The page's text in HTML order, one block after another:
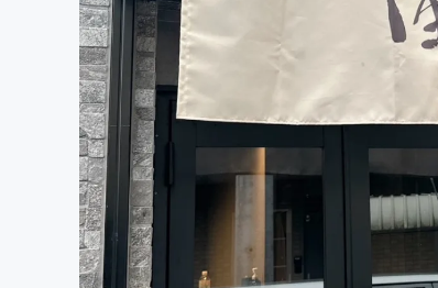
ビジネス・起業